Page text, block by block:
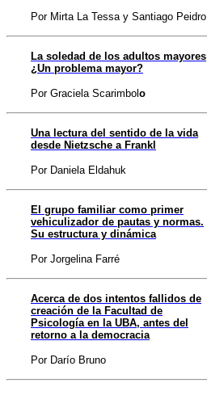
Por Mirta La Tessa y Santiago Peidro
La soledad de los adultos mayores
¿Un problema mayor?
Por Graciela Scarimbolo
Una lectura del sentido de la vida
desde Nietzsche a Frankl
Por Daniela Eldahuk
El grupo familiar como primer
vehiculizador de pautas y normas.
Su estructura y dinámica
Por Jorgelina Farré
Acerca de dos intentos fallidos de
creación de la Facultad de
Psicología en la UBA, antes del
retorno a la democracia
Por Darío Bruno